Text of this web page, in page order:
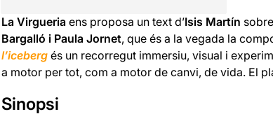
La Virgueria ens proposa un text d’Isis Martín
Bargalló i Paula Jornet, que és a la vegada la
l’iceberg és un recorregut immersiu, visual i
a motor per tot, com a motor de canvi, de vida. El
Sinopsi